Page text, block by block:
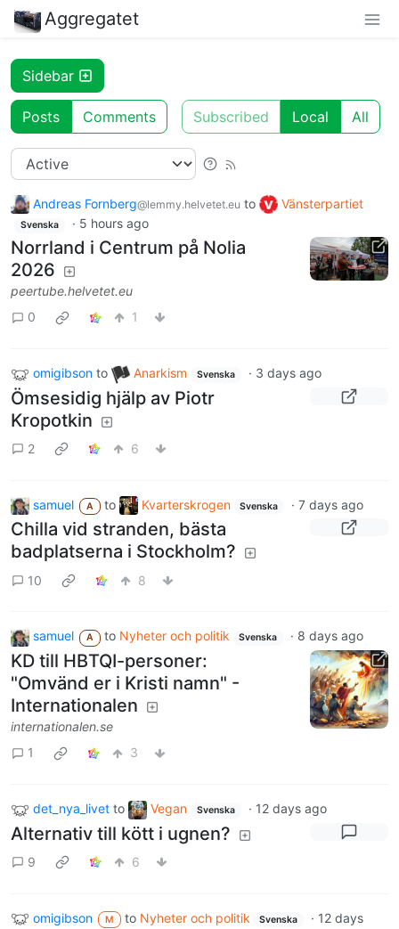
Aggregatet
Sidebar
Posts Comments Subscribed Local All
Andreas Fornberg@lemmy.helvetet.eu to Vänsterpartiet
Svenska · 5 hours ago
Norrland i Centrum på Nolia
2026
peertube.helvetet.eu
0
1
omigibson to Anarkism Svenska · 3 days ago
Ömsesidig hjälp av Piotr
Kropotkin
2 6
samuel A to Kvarterskrogen Svenska ·7 days ago
Chilla vid stranden, bästa
badplatserna i Stockholm?
10 8
samuel A to Nyheter och politik Svenska · 8 days ago
KD till HBTQI-personer:
"Omvänd er i Kristi namn" -
Internationalen
internationalen.se
1
3
det_nya_livet to Vegan Svenska · 12 days ago
Alternativ till kött i ugnen?
9 6
omigibson M to Nyheter och politik Svenska · 12 days